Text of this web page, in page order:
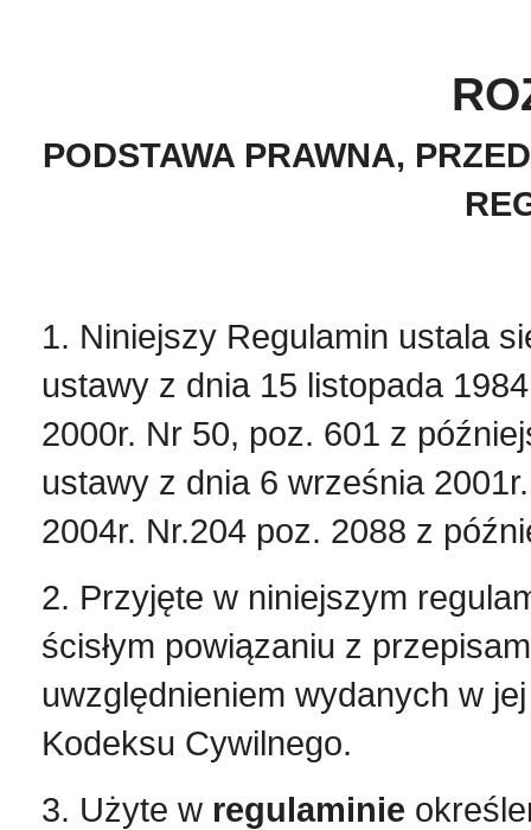
PODSTAWA PRAWNA,
1. Niniejszy Regulamin ustala
ustawy z dnia 15 listopada
2000r. Nr 50, poz. 601 z
ustawy z dnia 6 września
2004r. Nr.204 poz. 2088 z
2. Przyjęte w niniejszym
ścisłym powiązaniu z
uwzględnieniem wydanych w
Kodeksu Cywilnego.
3. Użyte w regulaminie